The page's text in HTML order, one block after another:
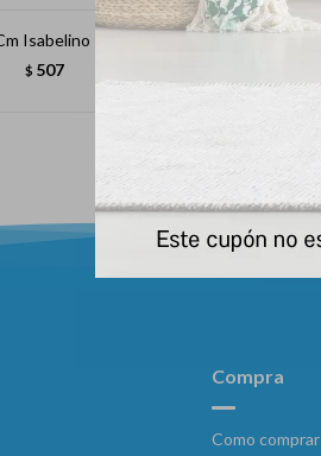
Isabelino Transparente
$ 507
Compra
Como comprar